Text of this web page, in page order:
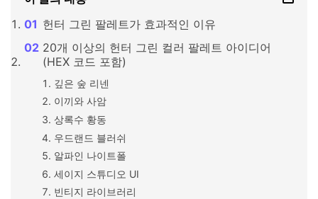
헌터 그린 팔레트가 효과적인 이유
20개 이상의 헌터 그린 컬러 팔레트 아이디어
(HEX 코드 포함)
깊은 숲 리넨
이끼와 사암
상록수 황동
우드랜드 블러쉬
알파인 나이트폴
세이지 스튜디오 UI
빈티지 라이브러리